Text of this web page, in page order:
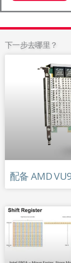
下一步去哪里？
配备 AMD